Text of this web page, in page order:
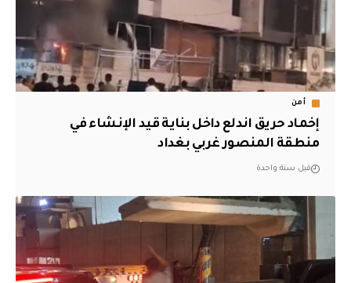
أمن
إخماد حريق اندلع داخل بناية قيد الإنشاء في
منطقة المنصور غربي بغداد
قبل سنة واحدة